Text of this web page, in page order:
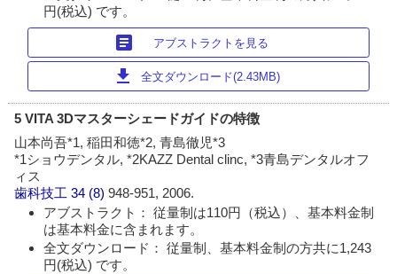
円(税込) です。
article アブストラクトを見る
download 全文ダウンロード(2.43MB)
5 VITA 3Dマスターシェードガイドの特徴
山本尚吾*1, 稲田和徳*2, 青島徹児*3
*1ショウデンタル, *2KAZZ Dental clinc, *3青島デンタルオフ
ィス
歯科技工 34 (8)948-951, 2006.
アブストラクト： 従量制は110円（税込）、基本料金制
は基本料金に含まれます。
全文ダウンロード： 従量制、基本料金制の方共に1,243
円(税込) です。